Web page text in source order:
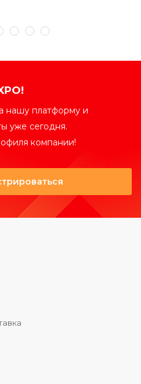
нашу платформу и
уже сегодня.
компании!